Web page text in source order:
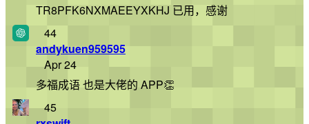
TR8PFK6NXMAEEYXKHJ 已用，感谢
44
andykuen959595
Apr 24
多福成语 也是大佬的 APP👏
45